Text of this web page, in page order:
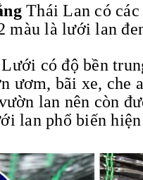
Thái Lan có các
màu là lưới lan
có độ bền
ươm, bãi xe, che
lan nên còn
lan phổ biến